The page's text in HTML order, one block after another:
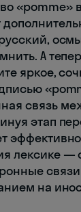
«pomme»
А
яркое,
связь
этап
лексике —
на